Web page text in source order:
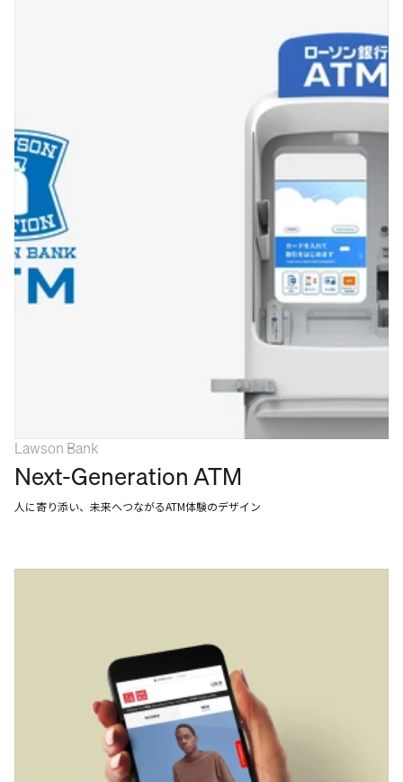
Lawson Bank
Next-Generation ATM
人に寄り添い、未来へつながるATM体験のデザイン